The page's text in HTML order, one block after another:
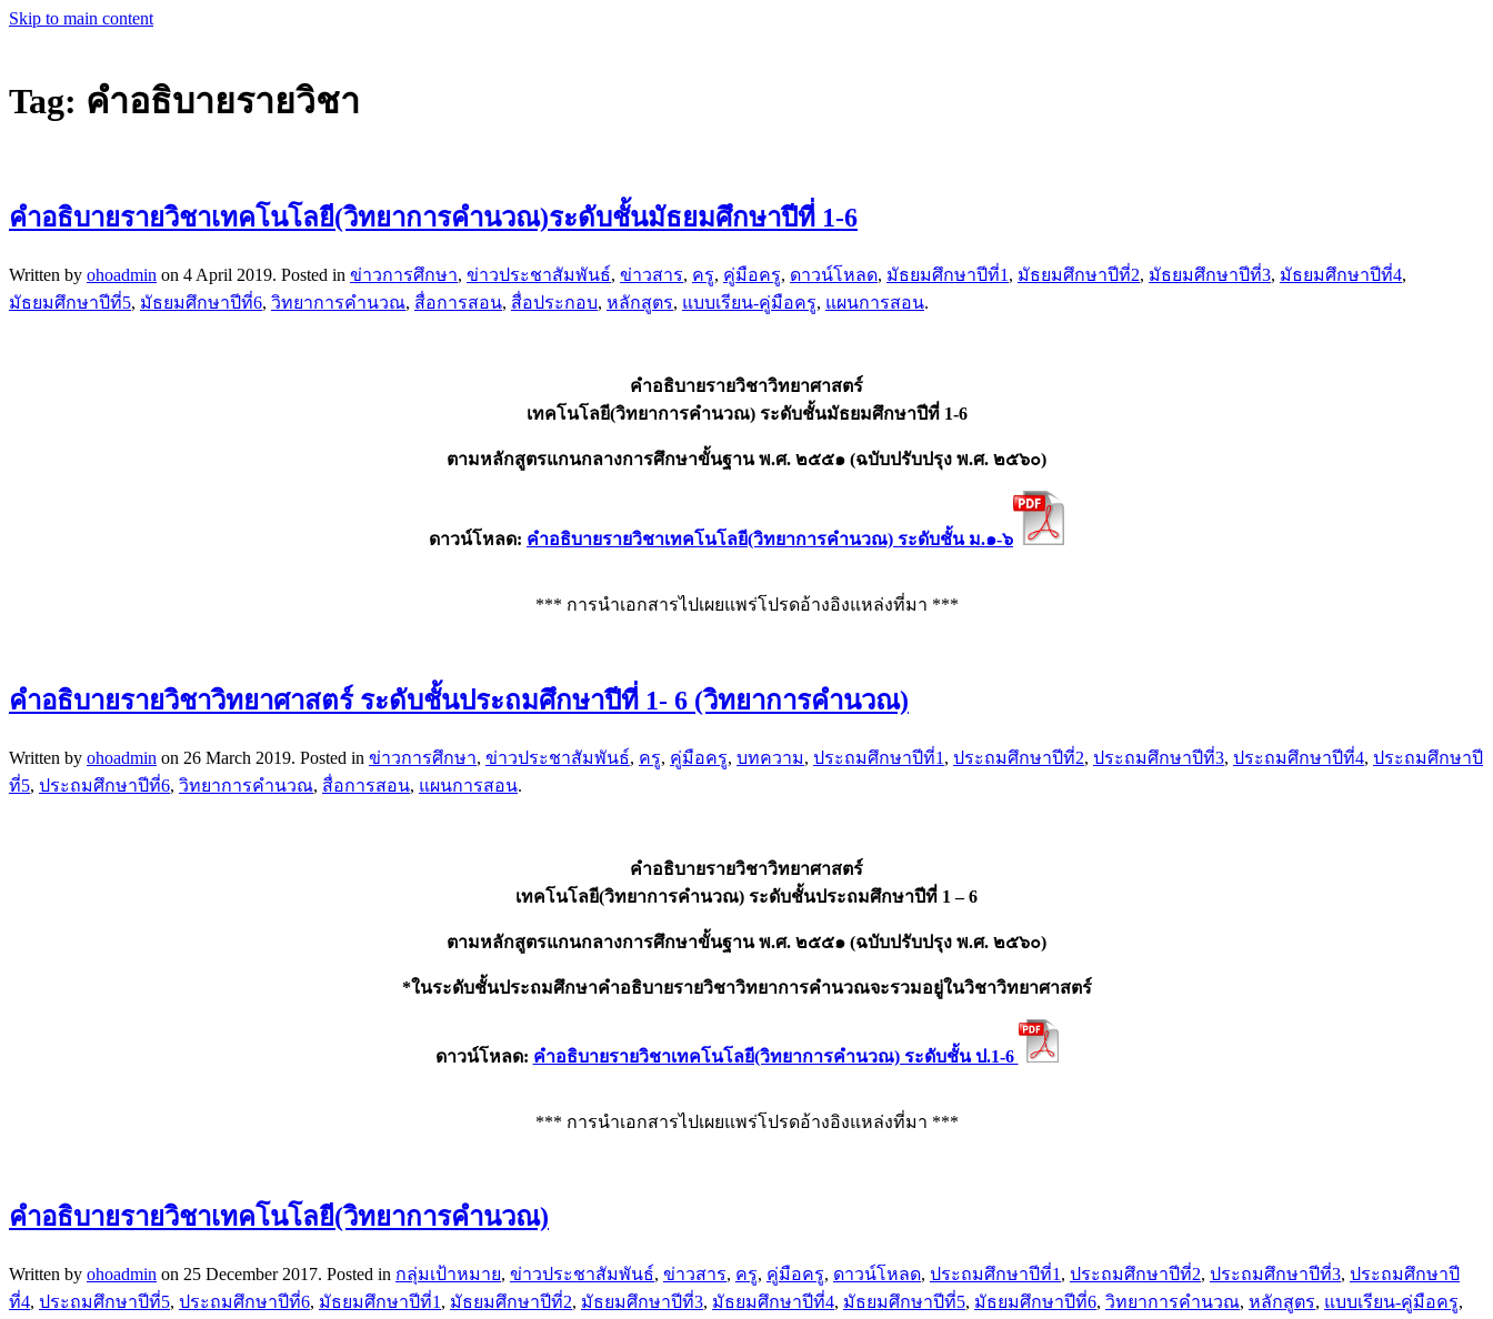
Skip to main content
Tag: คำอธิบายรายวิชา
คำอธิบายรายวิชาเทคโนโลยี(วิทยาการคำนวณ)ระดับชั้นมัธยมศึกษาปีที่ 1-6
Written by ohoadmin on 4 April 2019. Posted in ข่าวการศึกษา, ข่าวประชาสัมพันธ์, ข่าวสาร, ครู, คู่มือครู, ดาวน์โหลด, มัธยมศึกษาปีที่1 , มัธยมศึกษาปีที่2, มัธยมศึกษาปีที่3, มัธยมศึกษาปีที่4,
มัธยมศึกษาปีที่5, มัธยมศึกษาปีที่6, วิทยาการคำนวณ, สื่อการสอน, สื่อประกอบ, หลักสูตร, แบบเรียน-คู่มือครู, แผนการสอน.
คำอธิบายรายวิชาวิทยาศาสตร์
เทคโนโลยี(วิทยาการคำนวณ) ระดับชั้นมัธยมศึกษาปีที่ 1-6
ตามหลักสูตรแกนกลางการศึกษาขั้นฐาน พ.ศ. ๒๕๕๑ (ฉบับปรับปรุง พ.ศ. ๒๕๖๐)
ดาวน์โหลด: คำอธิบายรายวิชาเทคโนโลยี(วิทยาการคำนวณ) ระดับชั้น ม.๑-๖
*** การนำเอกสารไปเผยแพร่โปรดอ้างอิงแหล่งที่มา ***
คําอธิบายรายวิชาวิทยาศาสตร์ ระดับชั้นประถมศึกษาปีที่ 1- 6 (วิทยาการคำนวณ)
Written by ohoadmin on 26 March 2019. Posted in ข่าวการศึกษา, ข่าวประชาสัมพันธ์, ครู, คู่มือครู, บทความ, ประถมศึกษาปีที่1 , ประถมศึกษาปีที่2, ประถมศึกษาปีที่3, ประถมศึกษาปีที่4, ประถมศึกษาปี
ที่5, ประถมศึกษาปีที่6, วิทยาการคำนวณ, สื่อการสอน, แผนการสอน.
คำอธิบายรายวิชาวิทยาศาสตร์
เทคโนโลยี(วิทยาการคำนวณ) ระดับชั้นประถมศึกษาปีที่ 1 – 6
ตามหลักสูตรแกนกลางการศึกษาขั้นฐาน พ.ศ. ๒๕๕๑ (ฉบับปรับปรุง พ.ศ. ๒๕๖๐)
*ในระดับชั้นประถมศึกษาคำอธิบายรายวิชาวิทยาการคำนวณจะรวมอยู่ในวิชาวิทยาศาสตร์
ดาวน์โหลด: คำอธิบายรายวิชาเทคโนโลยี(วิทยาการคำนวณ) ระดับชั้น ป.1-6
*** การนำเอกสารไปเผยแพร่โปรดอ้างอิงแหล่งที่มา ***
คำอธิบายรายวิชาเทคโนโลยี(วิทยาการคำนวณ)
Written by ohoadmin on 25 December 2017. Posted in กลุ่มเป้าหมาย, ข่าวประชาสัมพันธ์, ข่าวสาร, ครู, คู่มือครู, ดาวน์โหลด, ประถมศึกษาปีที่1 , ประถมศึกษาปีที่2, ประถมศึกษาปีที่3, ประถมศึกษาปี
ที่4, ประถมศึกษาปีที่5, ประถมศึกษาปีที่6, มัธยมศึกษาปีที่1 , มัธยมศึกษาปีที่2, มัธยมศึกษาปีที่3, มัธยมศึกษาปีที่4, มัธยมศึกษาปีที่5, มัธยมศึกษาปีที่6, วิทยาการคำนวณ, หลักสูตร, แบบเรียน-คู่มือครู,